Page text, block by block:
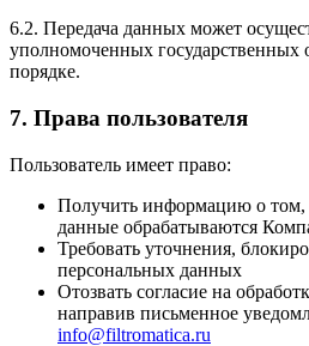
6.2. Передача данных может
уполномоченных государственных
порядке.
7. Права пользователя
Пользователь имеет право:
Получить информацию о том,
данные обрабатываются
Требовать уточнения,
персональных данных
Отозвать согласие на
направив письменное
info@filtromatica.ru